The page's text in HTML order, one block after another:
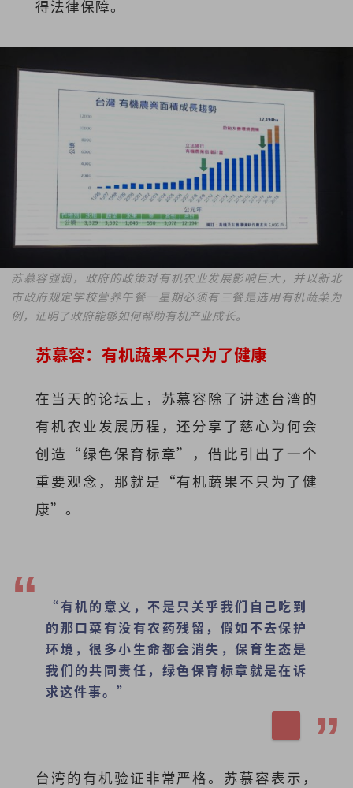
得法律保障。
苏慕容强调，政府的政策对有机农业发展影响巨大，并以新北
市政府规定学校营养午餐一星期必须有三餐是选用有机蔬菜为
例，证明了政府能够如何帮助有机产业成长。
苏慕容：有机蔬果不只为了健康
在当天的论坛上，苏慕容除了讲述台湾的
有机农业发展历程，还分享了慈心为何会
创造“绿色保育标章”，借此引出了一个
重要观念，那就是“有机蔬果不只为了健
康”。
“有机的意义，不是只关乎我们自己吃到
的那口菜有没有农药残留，假如不去保护
环境，很多小生命都会消失，保育生态是
我们的共同责任，绿色保育标章就是在诉
求这件事。”
台湾的有机验证非常严格。苏慕容表示，